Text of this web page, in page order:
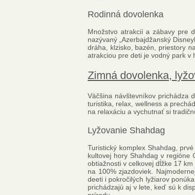
Rodinná dovolenka
Množstvo atrakcií a zábavy pre
nazývaný „Azerbajdžanský
dráha, klzisko, bazén, priestory
atrakciou pre deti je vodný park v
Zimná dovolenka,
Väčšina návštevníkov prichádza
turistika, relax, wellness a
na relaxáciu a vychutnať si
Lyžovanie Shahdag
Turistický komplex Shahdag,
kultovej hory Shahdag v regióne
obtiažnosti v celkovej dĺžke 17
na 100% zjazdoviek.
deeti i pokročilých lyžiarov
prichádzajú aj v lete, keď sú k